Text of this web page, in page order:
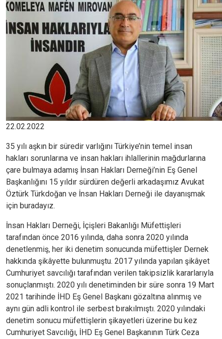
22.02.2022
35 yılı aşkın bir süredir varlığını Türkiye’nin temel insan
hakları sorunlarına ve insan hakları ihlallerinin mağdurlarına
çare bulmaya adamış İnsan Hakları Derneği’nin Eş Genel
Başkanlığını 15 yıldır sürdüren değerli arkadaşımız Avukat
Öztürk Türkdoğan ve İnsan Hakları Derneği ile dayanışmak
için buradayız.
İnsan Hakları Derneği, İçişleri Bakanlığı Müfettişleri
tarafından önce 2016 yılında, daha sonra 2020 yılında
denetlenmiş, her iki denetim sonucunda müfettişler Dernek
hakkında şikâyette bulunmuştu. 2017 yılında yapılan şikâyet
Cumhuriyet savcılığı tarafından verilen takipsizlik kararlarıyla
sonuçlanmıştı. 2020 yılı denetiminden bir süre sonra 19 Mart
2021 tarihinde İHD Eş Genel Başkanı gözaltına alınmış ve
aynı gün adli kontrol ile serbest bırakılmıştı. 2020 yılındaki
denetim sonucu müfettişlerin şikayetleri üzerine bu kez
Cumhuriyet Savcılığı, İHD Eş Genel Başkanının Türk Ceza